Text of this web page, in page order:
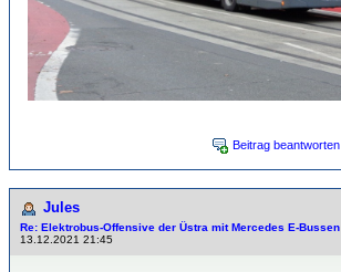
Beitrag beantworten
Jules
Re: Elektrobus-Offensive der Üstra mit Mercedes E-Bussen
13.12.2021 21:45